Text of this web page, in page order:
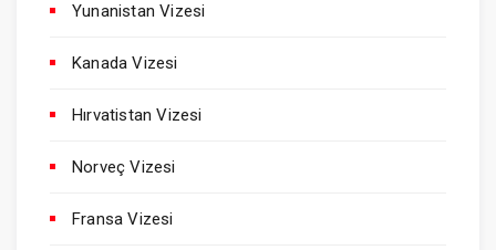
Yunanistan Vizesi
Kanada Vizesi
Hırvatistan Vizesi
Norveç Vizesi
Fransa Vizesi